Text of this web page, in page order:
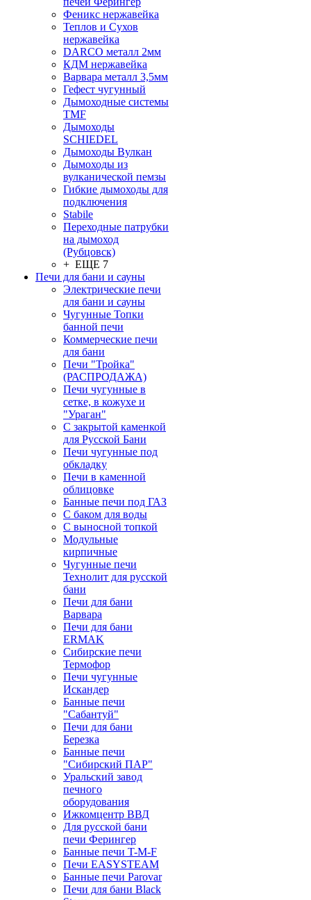
Феникс нержавейка
Теплов и Сухов
нержавейка
DARCO металл 2мм
КДМ нержавейка
Варвара металл 3,5мм
Гефест чугунный
Дымоходные системы
TMF
Дымоходы
SCHIEDEL
Дымоходы Вулкан
Дымоходы из
вулканической пемзы
Гибкие дымоходы для
подключения
Stabile
Переходные патрубки
на дымоход
(Рубцовск)
+ ЕЩЕ 7
Печи для бани и сауны
Электрические печи
для бани и сауны
Чугунные Топки
банной печи
Коммерческие печи
для бани
Печи "Тройка"
(РАСПРОДАЖА)
Печи чугунные в
сетке, в кожухе и
"Ураган"
С закрытой каменкой
для Русской Бани
Печи чугунные под
обкладку
Печи в каменной
облицовке
Банные печи под ГАЗ
С баком для воды
С выносной топкой
Модульные
кирпичные
Чугунные печи
Технолит для русской
бани
Печи для бани
Варвара
Печи для бани
ERMAK
Сибирские печи
Термофор
Печи чугунные
Искандер
Банные печи
"Сабантуй"
Печи для бани
Березка
Банные печи
"Сибирский ПАР"
Уральский завод
печного
оборудования
Ижкомцентр ВВД
Для русской бани
печи Ферингер
Банные печи T-M-F
Печи EASYSTEAM
Банные печи Parovar
Печи для бани Black